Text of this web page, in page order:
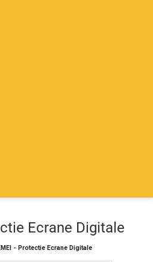
Ecrane Digitale
- Protectie Ecrane Digitale